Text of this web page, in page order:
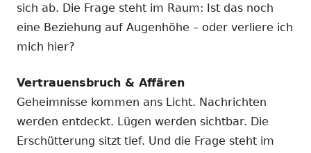
sich ab. Die Frage steht im Raum: Ist das noch
eine Beziehung auf Augenhöhe – oder verliere ich
mich hier?
Vertrauensbruch & Affären
Geheimnisse kommen ans Licht. Nachrichten
werden entdeckt. Lügen werden sichtbar. Die
Erschütterung sitzt tief. Und die Frage steht im